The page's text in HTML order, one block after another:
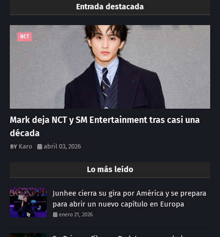
Entrada destacada
NCT
Mark deja NCT y SM Entertainment tras casi una
década
Karo abril 03, 2026
Lo más leído
Junhee cierra su gira por América y se prepara
para abrir un nuevo capítulo en Europa
enero 21, 2026